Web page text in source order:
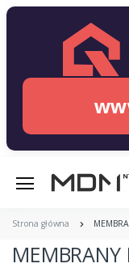
Strona główna